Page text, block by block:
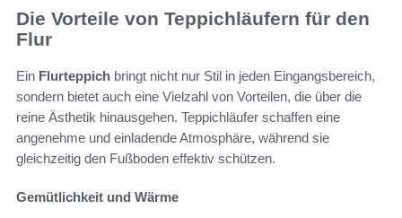
Die Vorteile von Teppichläufern für den
Flur
Ein Flurteppich bringt nicht nur Stil in jeden Eingangsbereich,
sondern bietet auch eine Vielzahl von Vorteilen, die über die
reine Ästhetik hinausgehen. Teppichläufer schaffen eine
angenehme und einladende Atmosphäre, während sie
gleichzeitig den Fußboden effektiv schützen.
Gemütlichkeit und Wärme